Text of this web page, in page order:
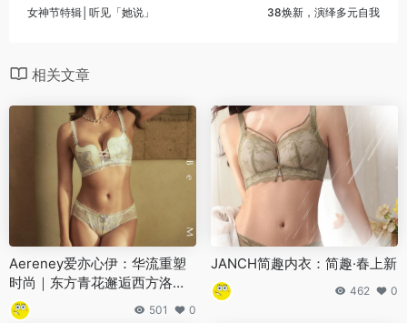
女神节特辑│听见「她说」 38焕新，演绎多元自我
相关文章
Aereney爱亦心伊：华流重塑
时尚｜东方青花邂逅西方洛可
可
501 0
JANCH简趣内衣：简趣·春上新
462 0